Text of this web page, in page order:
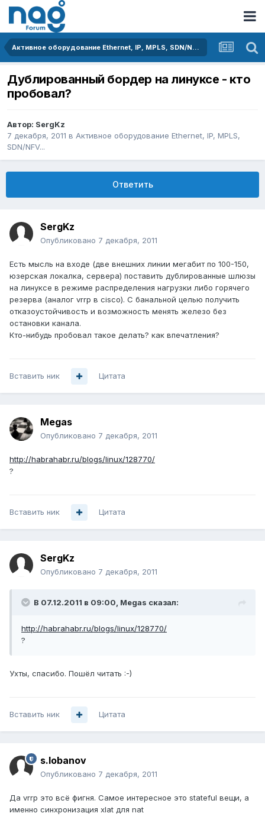
Активное оборудование Ethernet, IP, MPLS, SDN/NFV...
Дублированный бордер на линуксе - кто
пробовал?
Автор: SergKz
7 декабря, 2011 в Активное оборудование Ethernet, IP, MPLS,
SDN/NFV...
Ответить
SergKz
Опубликовано 7 декабря, 2011
Есть мысль на входе (две внешних линии мегабит по 100-150,
юзерская локалка, сервера) поставить дублированные шлюзы
на линуксе в режиме распределения нагрузки либо горячего
резерва (аналог vrrp в cisco). С банальной целью получить
отказоустойчивость и возможность менять железо без
остановки канала.
Кто-нибудь пробовал такое делать? как впечатления?
Вставить ник Цитата
Megas
Опубликовано 7 декабря, 2011
http://habrahabr.ru/blogs/linux/128770/
?
Вставить ник Цитата
SergKz
Опубликовано 7 декабря, 2011
В 07.12.2011 в 09:00, Megas сказал:
http://habrahabr.ru/blogs/linux/128770/
?
Ухты, спасибо. Пошёл читать :-)
Вставить ник Цитата
s.lobanov
Опубликовано 7 декабря, 2011
Да vrrp это всё фигня. Самое интересное это stateful вещи, а
именно синхронизация xlat для nat